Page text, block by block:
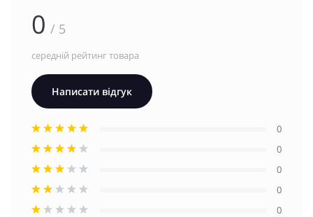
0 / 5
середній рейтинг товара
Написати відгук
0
0
0
0
0